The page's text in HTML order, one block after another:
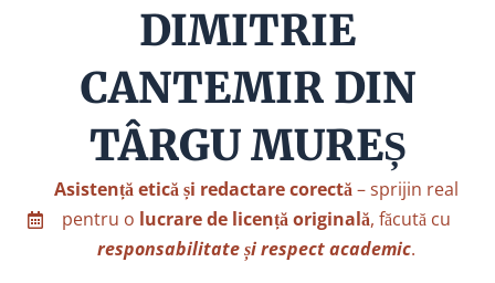
DIMITRIE
CANTEMIR DIN
TÂRGU MUREȘ
Asistență etică și redactare corectă– sprijin real
pentru o lucrare de licență originală, făcută cu
responsabilitate și respect academic.